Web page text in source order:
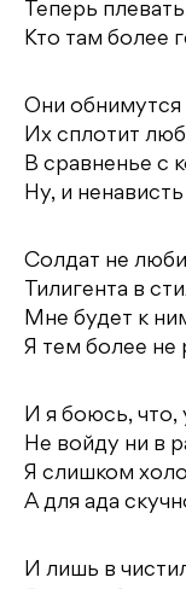
Теперь
Кто там более
Они обнимутся
Их сплотит
В сравненье с
Ну, и
Солдат не
Тилигента в
Мне будет к
Я тем более не
И я боюсь, что,
Не войду ни в
Я слишком
А для ада
И лишь в